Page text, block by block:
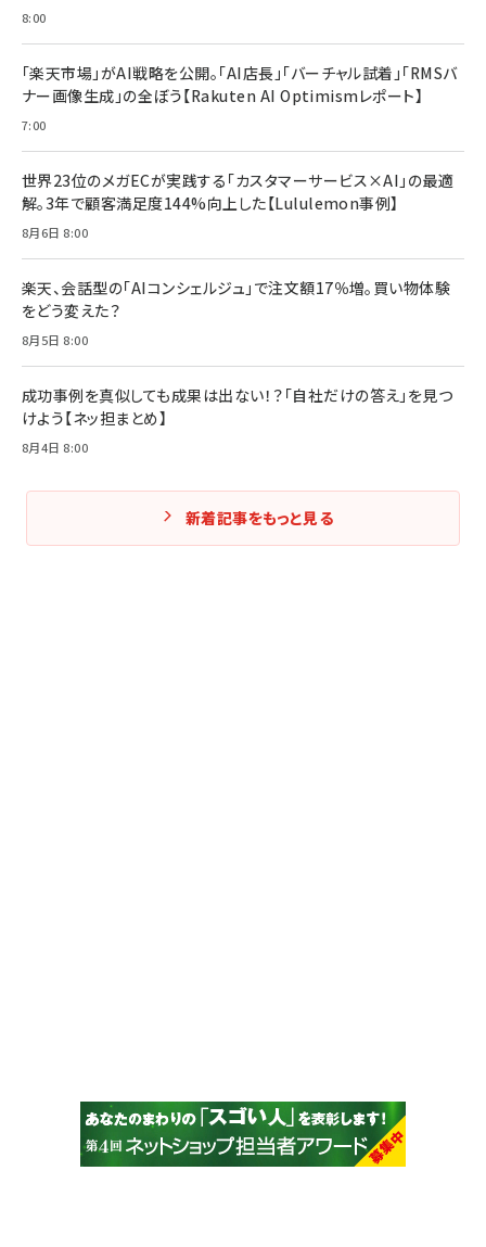
8:00
「楽天市場」がAI戦略を公開。「AI店長」「バーチャル試着」「RMSバ
ナー画像生成」の全ぼう【Rakuten AI Optimismレポート】
7:00
世界23位のメガECが実践する「カスタマーサービス×AI」の最適
解。3年で顧客満足度144%向上した【Lululemon事例】
8月6日 8:00
楽天、会話型の「AIコンシェルジュ」で注文額17％増。買い物体験
をどう変えた？
8月5日 8:00
成功事例を真似しても成果は出ない！？「自社だけの答え」を見つ
けよう【ネッ担まとめ】
8月4日 8:00
新着記事をもっと見る